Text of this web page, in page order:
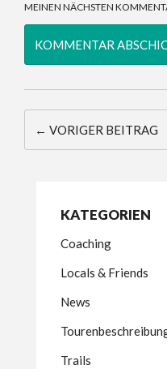
MEINEN NÄCHSTEN
← VORIGER BEITRAG
KATEGORIEN
Coaching
Locals & Friends
News
Trails